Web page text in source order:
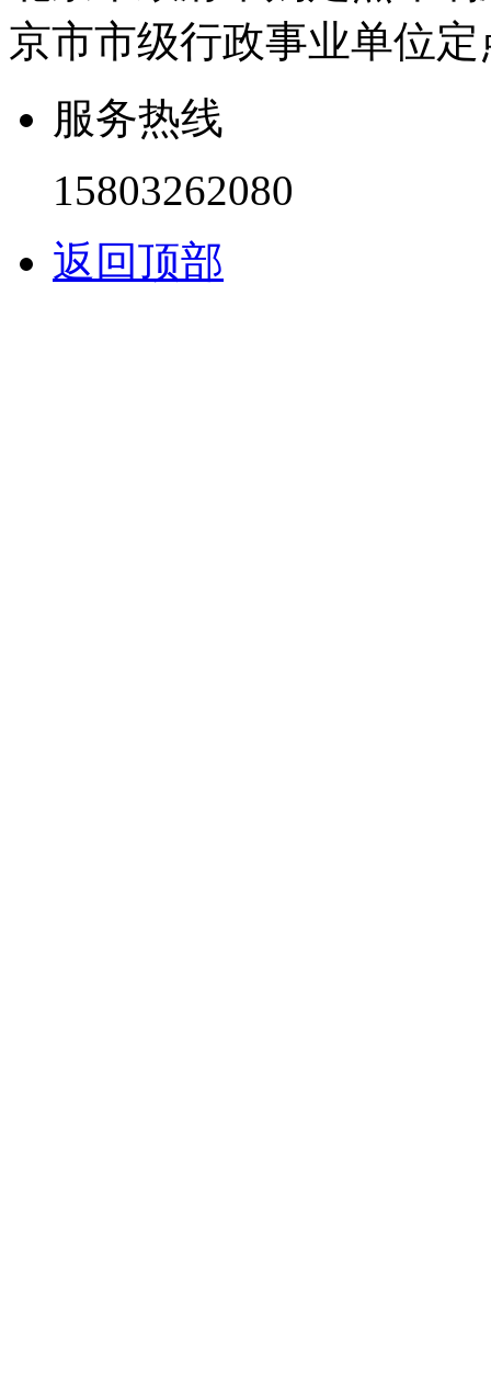
京市市级行政事业单位
服务热线
15803262080
返回顶部